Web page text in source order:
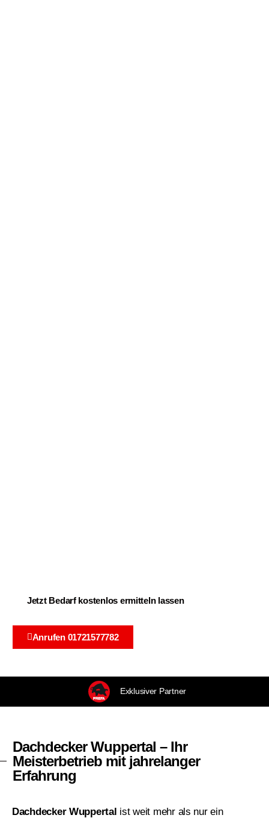
Jetzt Bedarf kostenlos ermitteln lassen
Anrufen 01721577782
Exklusiver Partner
Dachdecker Wuppertal – Ihr
Meisterbetrieb mit jahrelanger
Erfahrung
Dachdecker Wuppertal ist weit mehr als nur ein